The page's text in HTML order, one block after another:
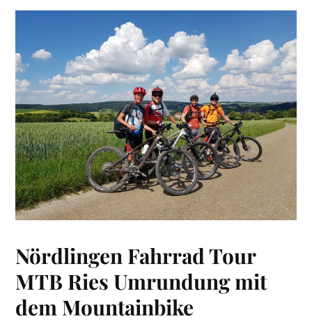
Nördlingen Fahrrad Tour
MTB Ries Umrundung mit
dem Mountainbike